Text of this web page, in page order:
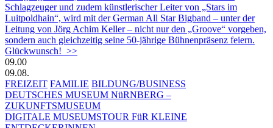
Schlagzeuger und zudem künstlerischer Leiter von „Stars im
Luitpoldhain“, wird mit der German All Star Bigband – unter der
Leitung von Jörg Achim Keller – nicht nur den „Groove“ vorgeben,
sondern auch gleichzeitig seine 50-jährige Bühnenpräsenz feiern.
Glückwunsch! >>
09.00
09.08.
FREIZEIT FAMILIE BILDUNG/BUSINESS
DEUTSCHES MUSEUM NüRNBERG –
ZUKUNFTSMUSEUM
DIGITALE MUSEUMSTOUR FüR KLEINE